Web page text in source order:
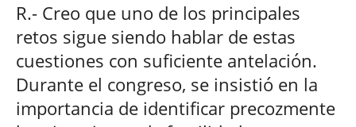
R.- Creo que uno de los principales
retos sigue siendo hablar de estas
cuestiones con suficiente antelación.
Durante el congreso, se insistió en la
importancia de identificar precozmente